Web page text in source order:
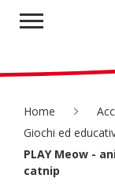
Home
Giochi ed
PLAY Meow -
catnip